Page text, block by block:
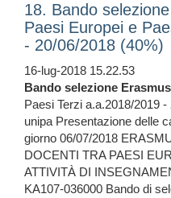
18. Bando
Paesi Europei e
- 20/06/2018 (40%)
16-lug-2018 15.22.53
Bando selezione Erasmus
Paesi Terzi a.a.2018/2019
unipa Presentazione delle
giorno 06/07/2018
DOCENTI TRA PAESI
ATTIVITÀ DI
KA107-036000 Bando di